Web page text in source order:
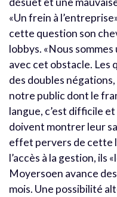
«Un frein à
cette question son
lobbys. «Nous
avec cet obstacle. Les
des doubles
notre public dont le
langue, c’est difficile et
doivent montrer leur
effet pervers de cette
l’accès à la gestion, ils
Moyersoen avance
mois. Une possibilité